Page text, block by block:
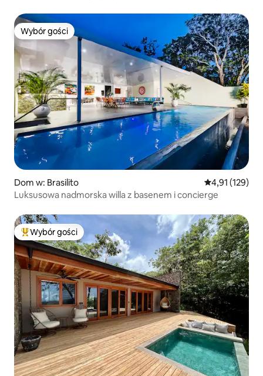
Wybór gości
Wybór gości
Dom w: Brasilito Średnia
4,91 (129)
Luksusowa nadmorska willa z basenem i concierge
Najpopularniejsze z kategorii Wybór gości
Wybór gości